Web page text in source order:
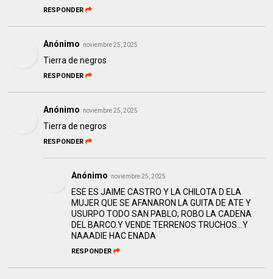
RESPONDER
Anónimo noviembre 25, 2025
Tierra de negros
RESPONDER
Anónimo noviembre 25, 2025
Tierra de negros
RESPONDER
Anónimo noviembre 25, 2025
ESE ES JAIME CASTRO Y LA CHILOTA D ELA
MUJER QUE SE AFANARON LA GUITA DE ATE Y
USURPO TODO SAN PABLO; ROBO LA CADENA
DEL BARCO.Y VENDE TERRENOS TRUCHOS...Y
NAAADIE HAC ENADA
RESPONDER